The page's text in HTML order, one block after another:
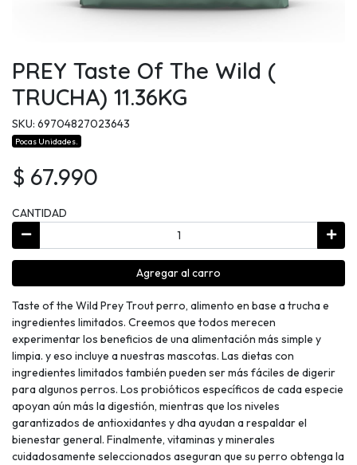
PREY Taste Of The Wild (
TRUCHA) 11.36KG
SKU: 69704827023643
Pocas Unidades.
$ 67.990
CANTIDAD
Agregar al carro
Taste of the Wild Prey Trout perro, alimento en base a trucha e
ingredientes limitados. Creemos que todos merecen
experimentar los beneficios de una alimentación más simple y
limpia. y eso incluye a nuestras mascotas. Las dietas con
ingredientes limitados también pueden ser más fáciles de digerir
para algunos perros. Los probióticos específicos de cada especie
apoyan aún más la digestión, mientras que los niveles
garantizados de antioxidantes y dha ayudan a respaldar el
bienestar general. Finalmente, vitaminas y minerales
cuidadosamente seleccionados aseguran que su perro obtenga la